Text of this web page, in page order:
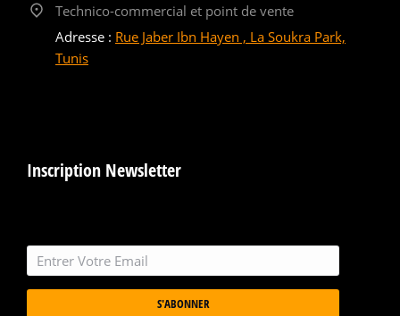
Technico-commercial et point de vente
Adresse : Rue Jaber Ibn Hayen , La Soukra Park,
Tunis
Inscription Newsletter
S'ABONNER